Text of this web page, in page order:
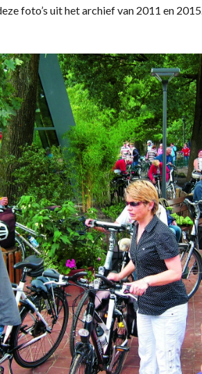
foto’s uit het archief van 2011 en 2015.